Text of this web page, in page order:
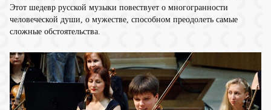
Этот шедевр русской музыки повествует о многогранности
человеческой души, о мужестве, способном преодолеть самые
сложные обстоятельства.